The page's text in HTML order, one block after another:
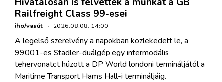
Railfreight Class 99-esei
iho/vasút · 2026.08.08. 14:00
A legelső szerelvény a napokban közlekedett le, a
99001-es Stadler-duálgép egy intermodális
tehervonatot húzott a DP World londoni termináljától a
Maritime Transport Hams Hall-i termináljáig.